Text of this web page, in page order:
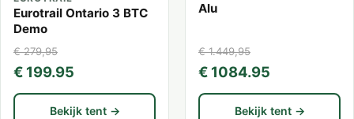
Eurotrail Ontario 3 BTC
Demo
€ 279,95
€ 199.95
Bekijk tent →
Alu
€ 1.449,95
€ 1084.95
Bekijk tent →